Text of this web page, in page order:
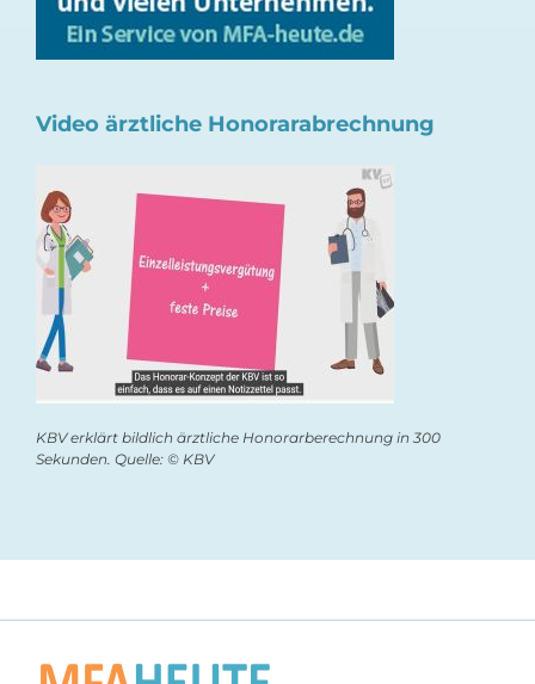
Video ärztliche Honorarabrechnung
KBV erklärt bildlich ärztliche Honorarberechnung in 300
Sekunden. Quelle: © KBV